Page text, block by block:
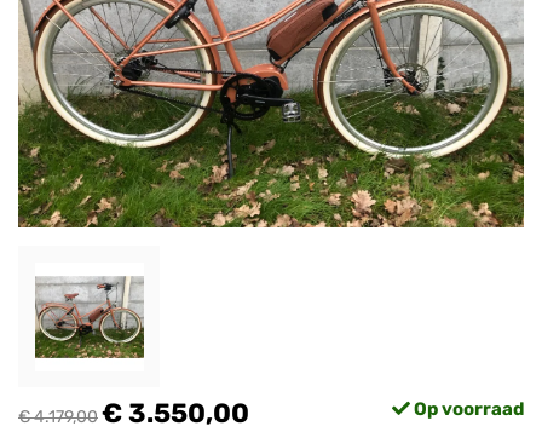
€ 4.179,00€ 3.550,00 Op voorraad